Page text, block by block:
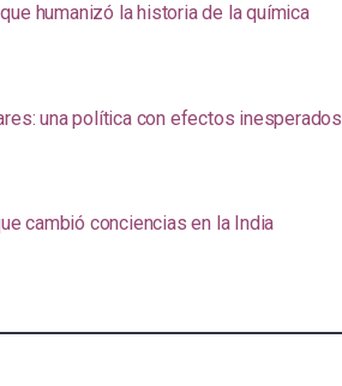
humanizó la historia de la química
una política con efectos inesperados
cambió conciencias en la India